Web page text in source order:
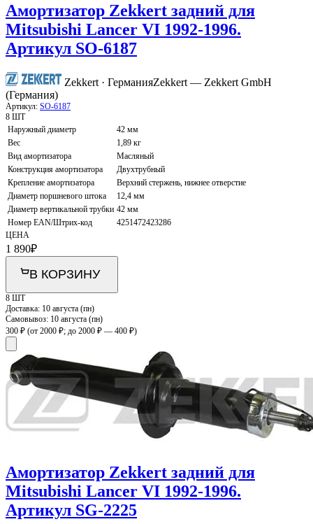
Амортизатор Zekkert задний для
Mitsubishi Lancer VI 1992-1996.
Артикул SO-6187
Zekkert · ГерманияZekkert — Zekkert GmbH
(Германия)
Артикул: SO-6187
8 ШТ
Наружный диаметр
42 мм
Вес
1,89 кг
Вид амортизатора
Масляный
Конструкция амортизатора
Двухтрубный
Крепление амортизатора
Верхний стержень, нижнее отверстие
Диаметр поршневого штока
12,4 мм
Диаметр вертикальной трубки 42 мм
Номер EAN/Штрих-код
4251472423286
ЦЕНА
1 890₽
В КОРЗИНУ
8 ШТ
Доставка: 10 августа (пн)
Самовывоз: 10 августа (пн)
300 ₽ (от 2000 ₽; до 2000 ₽ — 400 ₽)
Амортизатор Zekkert задний для
Mitsubishi Lancer VI 1992-1996.
Артикул SG-2225